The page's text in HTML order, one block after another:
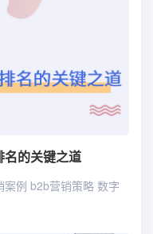
名的关键之道
案例 b2b营销策略 数字